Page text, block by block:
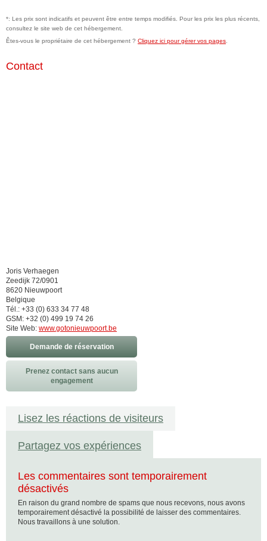
*: Les prix sont indicatifs et peuvent être entre temps modifiés. Pour les prix les plus récents,
consultez le site web de cet hébergement.
Êtes-vous le propriétaire de cet hébergement ? Cliquez ici pour gérer vos pages
Contact
Joris Verhaegen
Zeedijk 72/0901
8620 Nieuwpoort
Belgique
Tél.: +33 (0) 633 34 77 48
GSM: +32 (0) 499 19 74 26
Site Web: www.gotonieuwpoort.be
Demande de réservation
Prenez contact sans aucun
engagement
Lisez les réactions de visiteurs
Partagez vos expériences
Les commentaires sont temporairement
désactivés
En raison du grand nombre de spams que nous recevons, nous avons
temporairement désactivé la possibilité de laisser des commentaires.
Nous travaillons à une solution.